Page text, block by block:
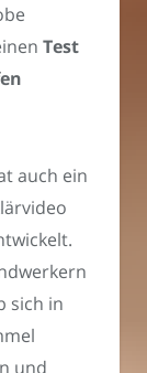
Test
auch ein
sich in
und